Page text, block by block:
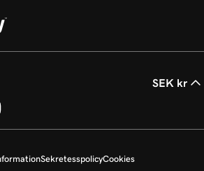
SEK kr
SekretesspolicyCookies